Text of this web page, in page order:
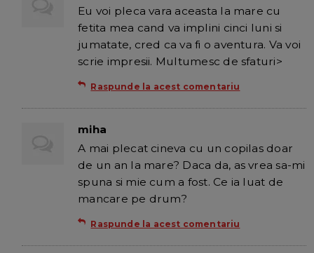
Eu voi pleca vara aceasta la mare cu
fetita mea cand va implini cinci luni si
jumatate, cred ca va fi o aventura. Va voi
scrie impresii. Multumesc de sfaturi>
Raspunde la acest comentariu
miha
A mai plecat cineva cu un copilas doar
de un an la mare? Daca da, as vrea sa-mi
spuna si mie cum a fost. Ce ia luat de
mancare pe drum?
Raspunde la acest comentariu